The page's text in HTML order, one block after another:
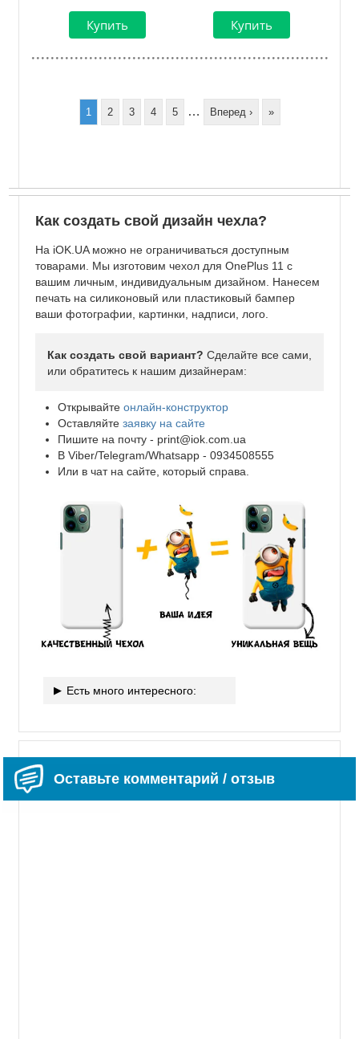
Нумерация
Page
1 Page
2 Page
3 Page
4 Page
5 …
Следующая
страница
Вперед ›
Последняя
страница
»
Как создать свой дизайн чехла?
На iOK.UA можно не ограничиваться доступным
товарами. Мы изготовим чехол для OnePlus 11 с
вашим личным, индивидуальным дизайном. Нанесем
печать на силиконовый или пластиковый бампер
ваши фотографии, картинки, надписи, лого.
Как создать свой вариант? Сделайте все сами,
или обратитесь к нашим дизайнерам:
Открывайте онлайн-конструктор
Оставляйте заявку на сайте
Пишите на почту - print@iok.com.ua
В Viber/Telegram/Whatsapp - 0934508555
Или в чат на сайте, который справа.
Есть много интересного:
Оставьте комментарий / отзыв